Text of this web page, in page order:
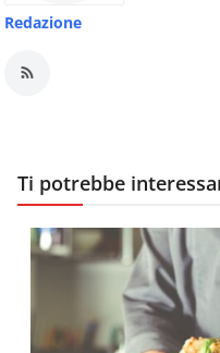
Redazione
Ti potrebbe